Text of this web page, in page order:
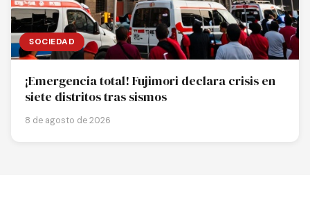
SOCIEDAD
¡Emergencia total! Fujimori declara crisis en
siete distritos tras sismos
8 de agosto de 2026